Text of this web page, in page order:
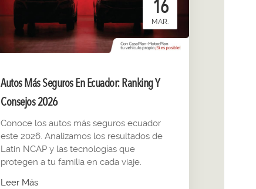
16
MAR.
Autos Más Seguros En Ecuador: Ranking Y
Consejos 2026
Conoce los autos más seguros ecuador
este 2026. Analizamos los resultados de
Latin NCAP y las tecnologías que
protegen a tu familia en cada viaje.
Leer Más